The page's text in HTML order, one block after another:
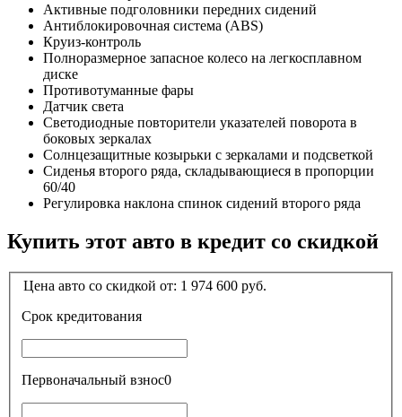
Активные подголовники передних сидений
Антиблокировочная система (ABS)
Круиз-контроль
Полноразмерное запасное колесо на легкосплавном
диске
Противотуманные фары
Датчик света
Светодиодные повторители указателей поворота в
боковых зеркалах
Солнцезащитные козырьки с зеркалами и подсветкой
Сиденья второго ряда, складывающиеся в пропорции
60/40
Регулировка наклона спинок сидений второго ряда
Купить этот авто в кредит со скидкой
Цена авто со скидкой от: 1 974 600 руб.
Срок кредитования
Первоначальный взнос0